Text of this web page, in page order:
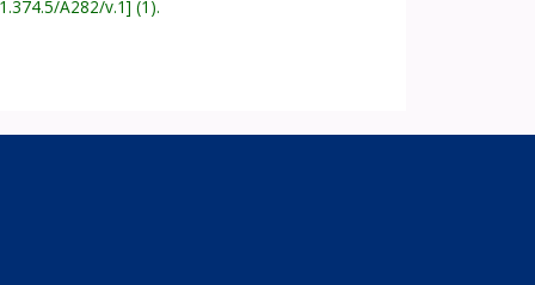
A282/v.1 (1).